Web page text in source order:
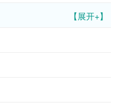
【展开+】